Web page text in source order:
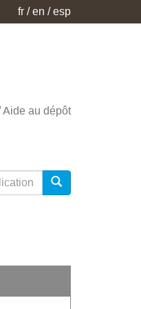
fr en esp
Aide au dépôt